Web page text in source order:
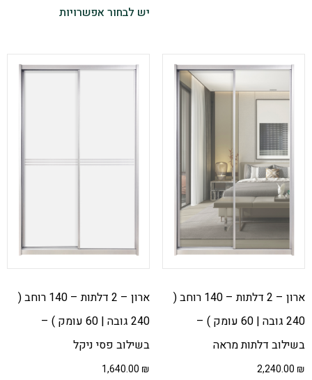
יש לבחור אפשרויות
ארון – 2 דלתות – 140 רוחב (
240 גובה | 60 עומק ) –
בשילוב דלתות מראה
2,240.00 ₪
ארון – 2 דלתות – 140 רוחב (
240 גובה | 60 עומק ) –
בשילוב פסי ניקל
1,640.00 ₪